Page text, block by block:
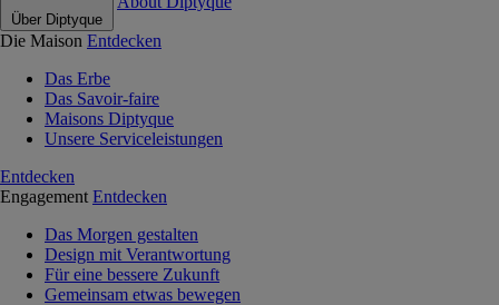
Über Diptyque
Die Maison Entdecken
Das Erbe
Das Savoir-faire
Maisons Diptyque
Unsere Serviceleistungen
Entdecken
Engagement Entdecken
Das Morgen gestalten
Design mit Verantwortung
Für eine bessere Zukunft
Gemeinsam etwas bewegen